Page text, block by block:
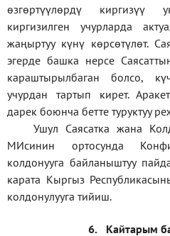
өзгөртүүлөрдү киргизүү
киргизилген учурларда
жаңыртуу күнү көрсөтүлөт.
эгерде башка нерсе
караштырылбаган болсо,
учурдан тартып кирет.
дарек боюнча бетте туруктуу
Ушул Саясатка жана
МИсинин ортосунда
колдонууга байланыштуу
карата Кыргыз
колдонулууга тийиш.
6. Кайтарым